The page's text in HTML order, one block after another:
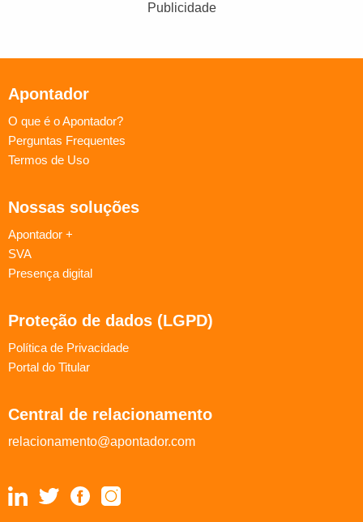
Publicidade
Apontador
O que é o Apontador?
Perguntas Frequentes
Termos de Uso
Nossas soluções
Apontador +
SVA
Presença digital
Proteção de dados (LGPD)
Política de Privacidade
Portal do Titular
Central de relacionamento
relacionamento@apontador.com